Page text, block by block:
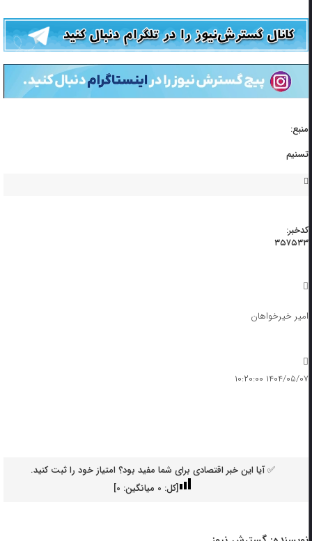
منبع:
تسنیم
کدخبر:
۳۵۷۵۳۳
امیر خیرخواهان
۱۴۰۴/۰۵/۰۷ ۱۰:۲۰:۰۰
✅ آیا این خبر اقتصادی برای شما مفید بود؟ امتیاز خود را ثبت کنید.
[کل: 0میانگین: 0
]